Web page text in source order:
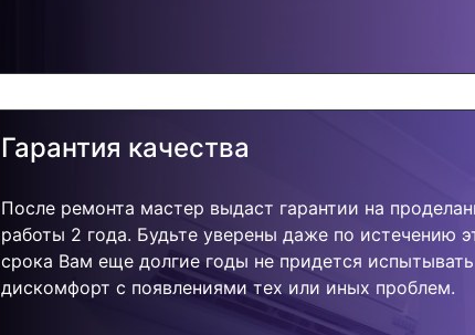
Гарантия качества
После ремонта мастер выдаст гарантии на
работы 2 года. Будьте уверены даже по истечению
срока Вам еще долгие годы не придется испытывать
дискомфорт с появлениями тех или иных проблем.